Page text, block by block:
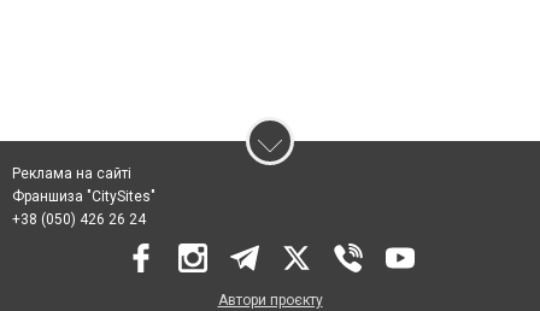
Реклама на сайті
Франшиза "CitySites"
+38 (050) 426 26 24
Автори проєкту